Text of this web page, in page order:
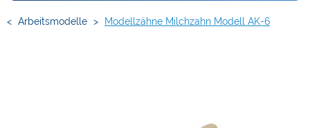
< Arbeitsmodelle > Modellzähne Milchzahn Modell AK-6